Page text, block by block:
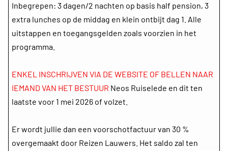
Inbegrepen: 3 dagen/2 nachten op basis half pension, 3
extra lunches op de middag en klein ontbijt dag 1. Alle
uitstappen en toegangsgelden zoals voorzien in het
programma.
ENKEL INSCHRIJVEN VIA DE WEBSITE OF BELLEN NAAR
IEMAND VAN HET BESTUUR Neos Ruiselede en dit ten
laatste voor 1 mei 2026 of volzet.
Er wordt jullie dan een voorschotfactuur van 30 %
overgemaakt door Reizen Lauwers. Het saldo zal ten